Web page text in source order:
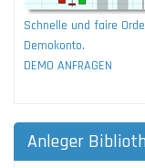
Schnelle und faire
Demokonto.
DEMO ANFRAGEN
Anleger